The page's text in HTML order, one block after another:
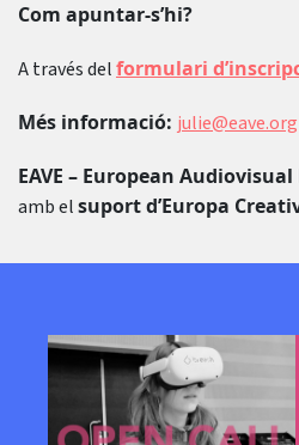
Com apuntar-s’hi?
A través delformulari
Més informació: julie@eave.org
EAVE – European
amb elsuport d’Europa